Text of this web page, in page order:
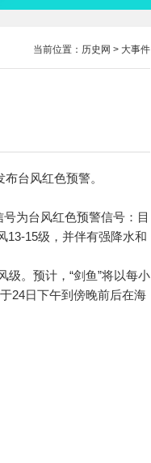
当前位置： 历史网 > 大事件
台风红色预警。
为台风红色预警信号：目
13-15级，并伴有强降水和
。预计，“剑鱼”将以每小
24日下午到傍晚前后在海